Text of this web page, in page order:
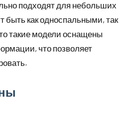
подходят для небольших
как односпальными, так
такие модели оснащены
что позволяет